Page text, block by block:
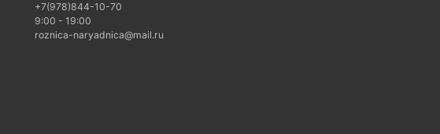
+7(978)844-10-70
9:00 - 19:00
roznica-naryadnica@mail.ru